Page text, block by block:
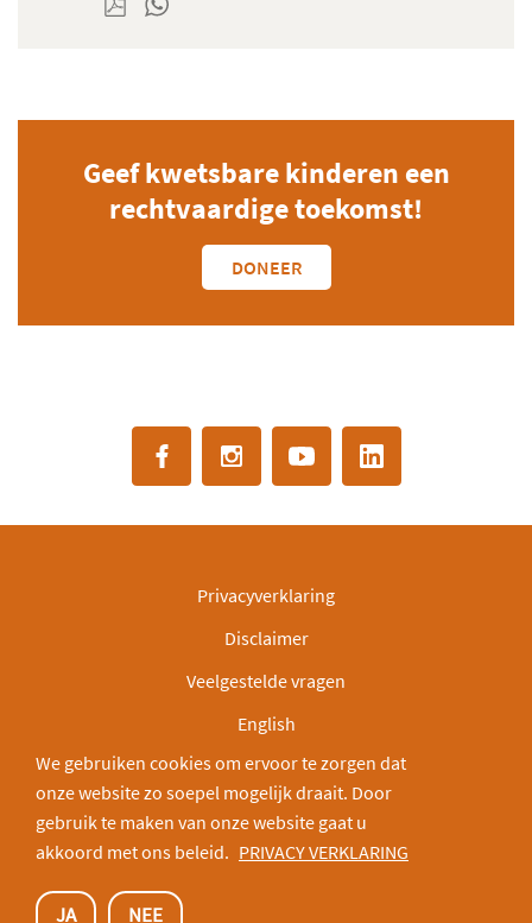
Geef kwetsbare kinderen een
rechtvaardige toekomst!
DONEER
Privacyverklaring
Disclaimer
Veelgestelde vragen
English
IBAN: NL30INGB0000003166
Deel via:
We gebruiken cookies om ervoor te zorgen dat
onze website zo soepel mogelijk draait. Door
gebruik te maken van onze website gaat u
akkoord met ons beleid. PRIVACY VERKLARING
JA NEE